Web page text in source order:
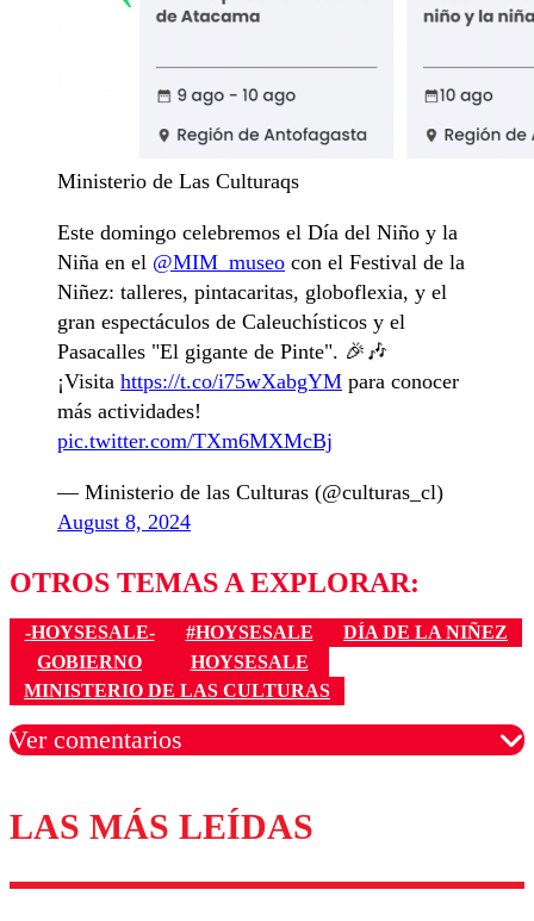
Ministerio de Las Culturaqs
Este domingo celebremos el Día del Niño y la
Niña en el @MIM_museo con el Festival de la
Niñez: talleres, pintacaritas, globoflexia, y el
gran espectáculos de Caleuchísticos y el
Pasacalles "El gigante de Pinte". 🎉🎶
¡Visita https://t.co/i75wXabgYM para conocer
más actividades!
pic.twitter.com/TXm6MXMcBj
— Ministerio de las Culturas (@culturas_cl)
August 8, 2024
OTROS TEMAS A EXPLORAR:
-HOYSESALE- #HOYSESALE
DÍA DE LA NIÑEZ
GOBIERNO
HOYSESALE
MINISTERIO DE LAS CULTURAS
Ver comentarios
Los comentarios son moderados para garantizar un
diálogo respetuoso.
LAS MÁS LEÍDAS